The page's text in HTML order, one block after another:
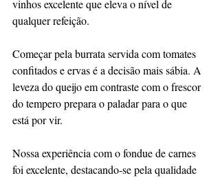
vinhos excelente que eleva o nível de
qualquer refeição.
Começar pela burrata servida com tomates
confitados e ervas é a decisão mais sábia. A
leveza do queijo em contraste com o frescor
do tempero prepara o paladar para o que
está por vir.
Nossa experiência com o fondue de carnes
foi excelente, destacando-se pela qualidade